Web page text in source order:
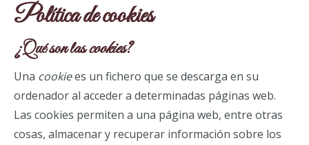
Política de cookies
¿Qué son lascookies?
Una cookiees un fichero que se descarga en su
ordenador al acceder a determinadas páginas web.
Las cookies permiten a una página web, entre otras
cosas, almacenar y recuperar información sobre los